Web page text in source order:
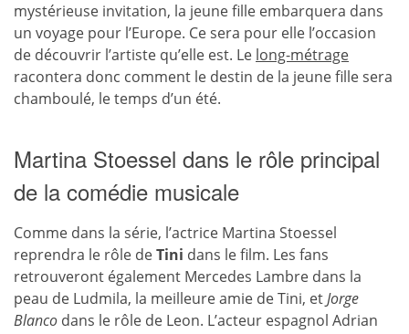
mystérieuse invitation, la jeune fille embarquera dans
un voyage pour l’Europe. Ce sera pour elle l’occasion
de découvrir l’artiste qu’elle est. Le long-métrage
racontera donc comment le destin de la jeune fille sera
chamboulé, le temps d’un été.
Martina Stoessel dans le rôle principal
de la comédie musicale
Comme dans la série, l’actrice Martina Stoessel
reprendra le rôle deTini dans le film. Les fans
retrouveront également Mercedes Lambre dans la
peau de Ludmila, la meilleure amie de Tini, etJorge
Blanco dans le rôle de Leon. L’acteur espagnol Adrian